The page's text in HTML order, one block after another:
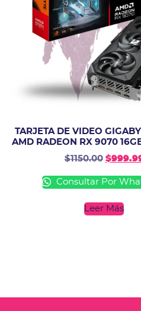
TARJETA DE VIDEO
AMD RADEON RX 9070
$1150.00 $
Consultar Por
Leer Más